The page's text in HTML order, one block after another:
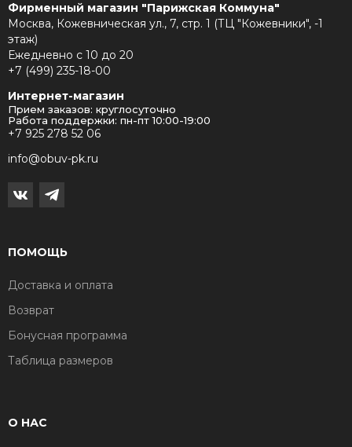
Фирменный магазин "Парижская Коммуна"
Москва, Кожевническая ул., 7, стр. 1 (ТЦ "Кожевники", -1
этаж)
Ежедневно с 10 до 20
+7 (499) 235-18-00
Интернет-магазин
Прием заказов: круглосуточно
Работа поддержки: пн-пт 10:00-19:00
+7 925 278 52 06
info@obuv-pk.ru
ПОМОЩЬ
Доставка и оплата
Возврат
Бонусная программа
Таблица размеров
О НАС